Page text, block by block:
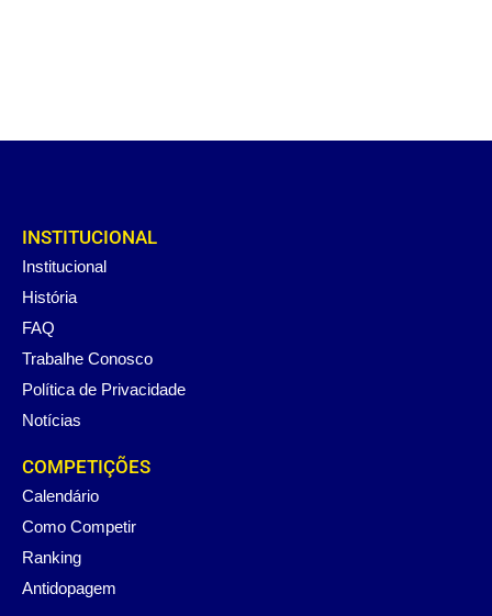
INSTITUCIONAL
Institucional
História
FAQ
Trabalhe Conosco
Política de Privacidade
Notícias
COMPETIÇÕES
Calendário
Como Competir
Ranking
Antidopagem